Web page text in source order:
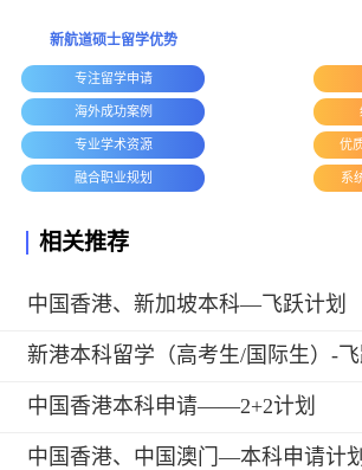
新航道硕士留学优势
专注留学申请
海外成功案例
专业学术资源
融合职业规划
优
系
相关推荐
中国香港、新加坡本科—飞跃计划
新港本科留学（高考生/国际生）-飞
中国香港本科申请——2+2计划
中国香港、中国澳门—本科申请计划